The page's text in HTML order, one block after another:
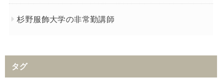
杉野服飾大学の非常勤講師
タグ